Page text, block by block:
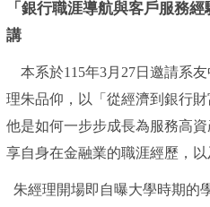
「銀行職涯導航與客戶服務
講
本系於115年3月27日邀請系
理朱品仰，以「從經濟到銀行
他是如何一步步成長為服務高
享自身在金融業的職涯經歷，以
朱經理開場即自曝大學時期的